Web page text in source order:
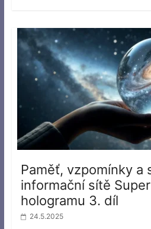
Paměť, vzpomínky a
informační sítě
hologramu 3. díl
24.5.2025